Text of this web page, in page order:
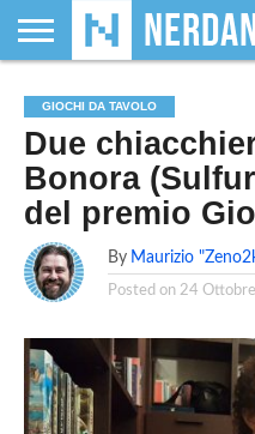
SIAMO
GIOCHI
DA
TAVOLO
GIOCHI
DI
RUOLO
VIDEOGAMES
FILM
&
SERIE
TV
FUMETTI
& LIBRI
MAGIC:
THE
GATHERING
DUNGEONS
&
DRAGONS
WRESTLING
NERDANDO
AWARDS
I
BOLLINI
GIOCHI DA TAVOLO
Due
Bonora
del premio
By Maurizio
Posted on 24